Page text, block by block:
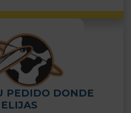
PEDIDO DONDE
ELIJAS